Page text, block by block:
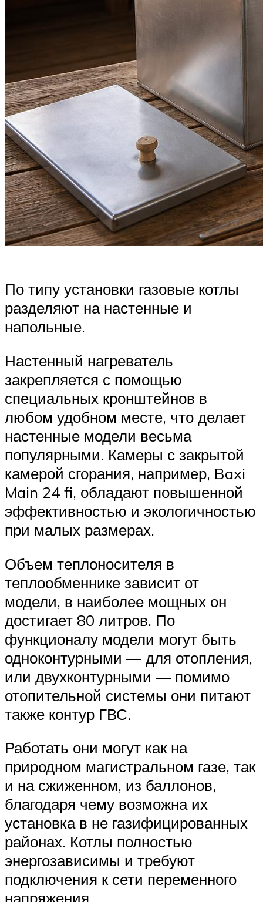
По типу установки газовые котлы
разделяют на настенные и
напольные.
Настенный нагреватель
закрепляется с помощью
специальных кронштейнов в
любом удобном месте, что делает
настенные модели весьма
популярными. Камеры с закрытой
камерой сгорания, например, Baxi
Main 24 fi, обладают повышенной
эффективностью и экологичностью
при малых размерах.
Объем теплоносителя в
теплообменнике зависит от
модели, в наиболее мощных он
достигает 80 литров. По
функционалу модели могут быть
одноконтурными — для отопления,
или двухконтурными — помимо
отопительной системы они питают
также контур ГВС.
Работать они могут как на
природном магистральном газе, так
и на сжиженном, из баллонов,
благодаря чему возможна их
установка в не газифицированных
районах. Котлы полностью
энергозависимы и требуют
подключения к сети переменного
напряжения.